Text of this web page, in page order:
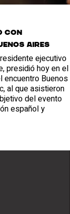
con
Aires
ejecutivo
presidió hoy en el
encuentro Buenos
al que asistieron
del evento
español y